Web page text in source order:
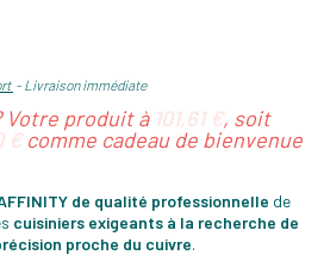
Livraison immédiate
Votre produit à 101,61 €, soit
€comme cadeau de bienvenue
de qualité professionnelle de
cuisiniers exigeants à la recherche de
proche du cuivre.